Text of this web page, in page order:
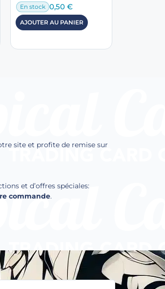
En stock 0,50 €
AJOUTER AU PANIER
site et profite de remise sur
et d’offres spéciales:
commande.